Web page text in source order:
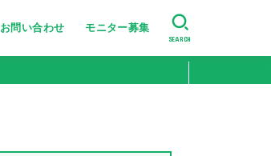
お問い合わせ モニター募集
美肌・肌のハリ艶
たるみ・シワ改善
ニキビ跡・小じわ改善
肌の引き締め
ニキビ・シミ・肝斑改善
SEARCH